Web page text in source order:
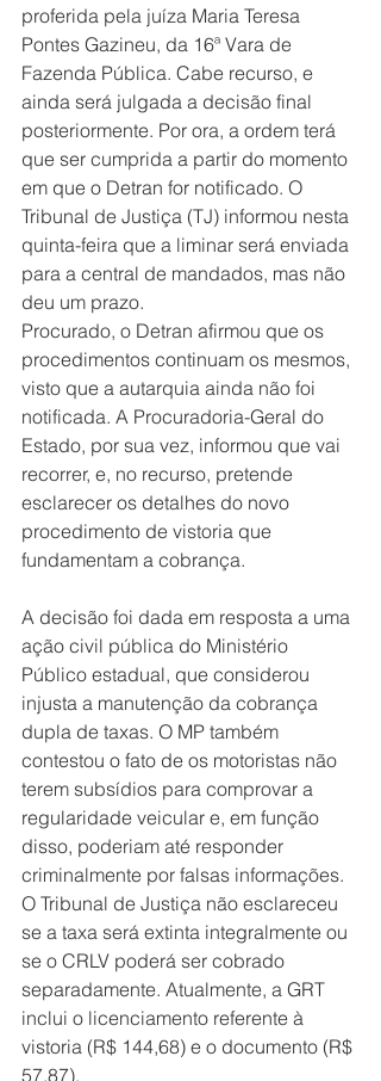
proferida pela juíza Maria Teresa
Pontes Gazineu, da 16ª Vara de
Fazenda Pública. Cabe recurso, e
ainda será julgada a decisão final
posteriormente. Por ora, a ordem terá
que ser cumprida a partir do momento
em que o Detran for notificado. O
Tribunal de Justiça (TJ) informou nesta
quinta-feira que a liminar será enviada
para a central de mandados, mas não
deu um prazo.
Procurado, o Detran afirmou que os
procedimentos continuam os mesmos,
visto que a autarquia ainda não foi
notificada. A Procuradoria-Geral do
Estado, por sua vez, informou que vai
recorrer, e, no recurso, pretende
esclarecer os detalhes do novo
procedimento de vistoria que
fundamentam a cobrança.
A decisão foi dada em resposta a uma
ação civil pública do Ministério
Público estadual, que considerou
injusta a manutenção da cobrança
dupla de taxas. O MP também
contestou o fato de os motoristas não
terem subsídios para comprovar a
regularidade veicular e, em função
disso, poderiam até responder
criminalmente por falsas informações.
O Tribunal de Justiça não esclareceu
se a taxa será extinta integralmente ou
se o CRLV poderá ser cobrado
separadamente. Atualmente, a GRT
inclui o licenciamento referente à
vistoria (R$ 144,68) e o documento (R$
57,87).